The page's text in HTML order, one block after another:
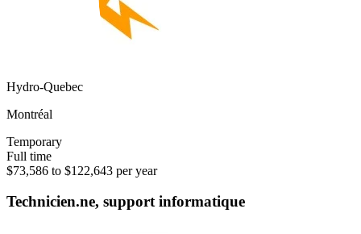
Hydro-Quebec
Montréal
Temporary
Full time
$73,586 to $122,643 per year
Technicien.ne, support informatique